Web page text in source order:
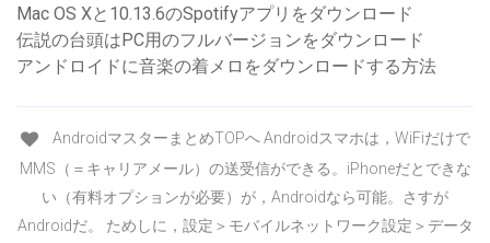
Mac OS Xと10.13.6のSpotifyアプリをダウンロード
伝説の台頭はPC用のフルバージョンをダウンロード
アンドロイドに音楽の着メロをダウンロードする方法
AndroidマスターまとめTOPへ Androidスマホは，WiFiだけで
MMS（＝キャリアメール）の送受信ができる。iPhoneだとできな
い（有料オプションが必要）が，Androidなら可能。さすが
Androidだ。 ためしに，設定＞モバイルネットワーク設定＞データ